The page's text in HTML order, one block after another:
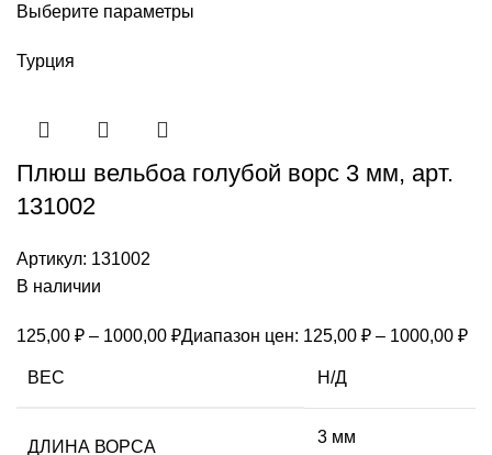
Выберите параметры
Турция
Плюш вельбоа голубой ворс 3 мм, арт.
131002
Артикул: 131002
В наличии
125,00 ₽ – 1000,00 ₽Диапазон цен: 125,00 ₽ – 1000,00 ₽
ВЕС Н/Д
ДЛИНА ВОРСА
3 мм